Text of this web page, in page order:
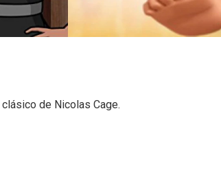
de Nicolas Cage.